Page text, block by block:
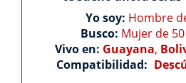
Yo soy: Hombre
Busco: Mujer de
Vivo en: Guayana,
Compatibilidad: